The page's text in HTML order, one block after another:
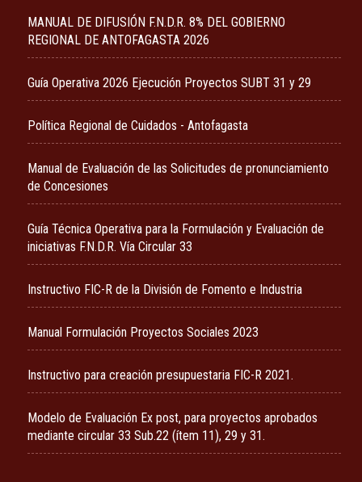
MANUAL DE DIFUSIÓN F.N.D.R. 8% DEL GOBIERNO
REGIONAL DE ANTOFAGASTA 2026
Guía Operativa 2026 Ejecución Proyectos SUBT 31 y 29
Política Regional de Cuidados - Antofagasta
Manual de Evaluación de las Solicitudes de pronunciamiento
de Concesiones
Guía Técnica Operativa para la Formulación y Evaluación de
iniciativas F.N.D.R. Vía Circular 33
Instructivo FIC-R de la División de Fomento e Industria
Manual Formulación Proyectos Sociales 2023
Instructivo para creación presupuestaria FIC-R 2021.
Modelo de Evaluación Ex post, para proyectos aprobados
mediante circular 33 Sub.22 (ítem 11), 29 y 31.